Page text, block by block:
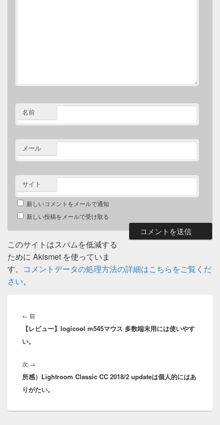
名前
メール
サイト
新しいコメントをメールで通知
新しい投稿をメールで受け取る
このサイトはスパムを低減する
ために Akismet を使っていま
す。 コメントデータの処理方法の詳細はこちらをご覧くだ
さい。
稿
ナ
ビ
ゲ
シ
ョ
ン
← 前前
の
【レビュー】logicool m545マウス 多数端末用には使いやす
い。
次 →
の
投
所感）Lightroom Classic CC 2018/2 updateは個人的にはあ
りがたい。